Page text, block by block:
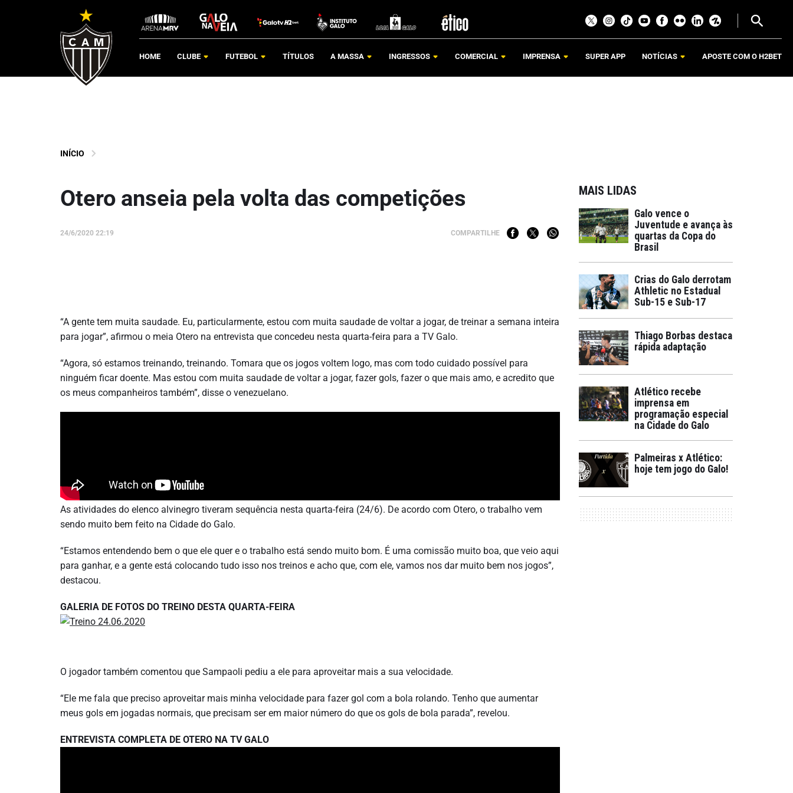
HOME CLUBE FUTEBOL TÍTULOS A MASSA INGRESSOS COMERCIAL IMPRENSA SUPER APP NOTÍCIAS APOSTE COM O H2BET
INÍCIO
Otero anseia pela volta das competições
24/6/2020 22:19 COMPARTILHE
“A gente tem muita saudade. Eu, particularmente, estou com muita saudade de voltar a jogar, de treinar a semana inteira
para jogar”, afirmou o meia Otero na entrevista que concedeu nesta quarta-feira para a TV Galo.
“Agora, só estamos treinando, treinando. Tomara que os jogos voltem logo, mas com todo cuidado possível para
ninguém ficar doente. Mas estou com muita saudade de voltar a jogar, fazer gols, fazer o que mais amo, e acredito que
os meus companheiros também”, disse o venezuelano.
As atividades do elenco alvinegro tiveram sequência nesta quarta-feira (24/6). De acordo com Otero, o trabalho vem
sendo muito bem feito na Cidade do Galo.
“Estamos entendendo bem o que ele quer e o trabalho está sendo muito bom. É uma comissão muito boa, que veio aqui
para ganhar, e a gente está colocando tudo isso nos treinos e acho que, com ele, vamos nos dar muito bem nos jogos”,
destacou.
GALERIA DE FOTOS DO TREINO DESTA QUARTA-FEIRA
O jogador também comentou que Sampaoli pediu a ele para aproveitar mais a sua velocidade.
“Ele me fala que preciso aproveitar mais minha velocidade para fazer gol com a bola rolando. Tenho que aumentar
meus gols em jogadas normais, que precisam ser em maior número do que os gols de bola parada”, revelou.
ENTREVISTA COMPLETA DE OTERO NA TV GALO
MAIS LIDAS
Galo vence o
Juventude e avança às
quartas da Copa do
Brasil
Crias do Galo derrotam
Athletic no Estadual
Sub-15 e Sub-17
Thiago Borbas destaca
rápida adaptação
Atlético recebe
imprensa em
programação especial
na Cidade do Galo
Palmeiras x Atlético:
hoje tem jogo do Galo!